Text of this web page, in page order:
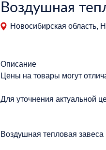
Воздушная
Новосибирская область,
Описание
Цены на товары могут
Для уточнения актуальной
Воздушная тепловая